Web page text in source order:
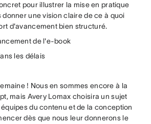
pour illustrer la mise en pratique
donner une vision claire de ce à quoi
d'avancement bien structuré.
de l'e-book
les délais
! Nous en sommes encore à la
mais Avery Lomax choisira un sujet
du contenu et de la conception
dès que nous leur donnerons le